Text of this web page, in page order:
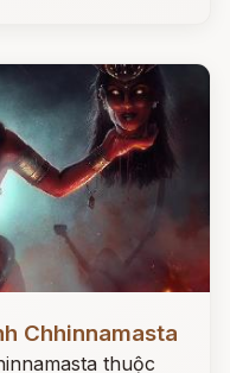
Chhinnamasta
thuộc